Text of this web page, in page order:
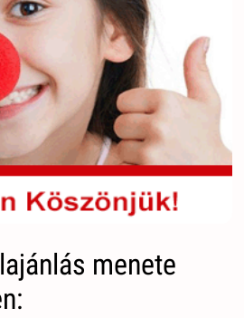
menete